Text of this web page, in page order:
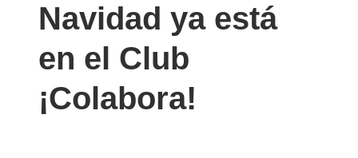
Navidad ya está
en el Club
¡Colabora!